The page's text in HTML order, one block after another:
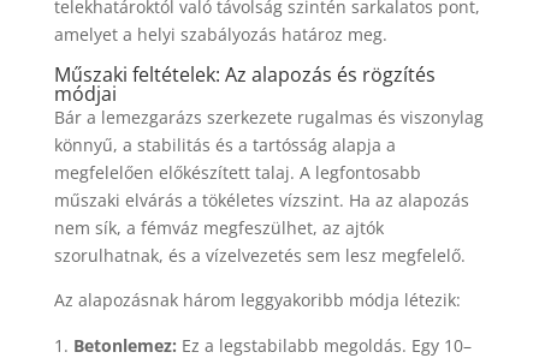
telekhatároktól való távolság szintén sarkalatos pont,
amelyet a helyi szabályozás határoz meg.
Műszaki feltételek: Az alapozás és rögzítés
módjai
Bár a lemezgarázs szerkezete rugalmas és viszonylag
könnyű, a stabilitás és a tartósság alapja a
megfelelően előkészített talaj. A legfontosabb
műszaki elvárás a tökéletes vízszint. Ha az alapozás
nem sík, a fémváz megfeszülhet, az ajtók
szorulhatnak, és a vízelvezetés sem lesz megfelelő.
Az alapozásnak három leggyakoribb módja létezik:
Betonlemez: Ez a legstabilabb megoldás. Egy 10–